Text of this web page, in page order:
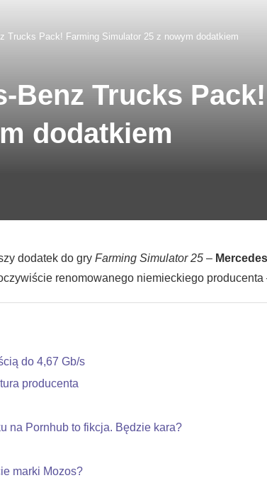
Trucks Pack! Farming Simulator 25 z nowym dodatkiem
Benz Trucks
dodatkiem
dodatek do gry Farming Simulator 25 –
renomowanego niemieckiego producenta
do 4,67 Gb/s
producenta
na Pornhub to fikcja. Będzie kara?
marki Mozos?